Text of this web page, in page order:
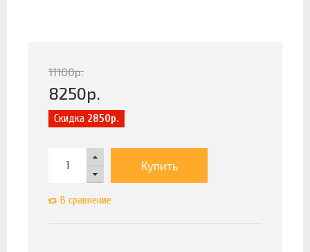
11100р.
8250р.
Скидка 2850р.
Купить
В сравнение